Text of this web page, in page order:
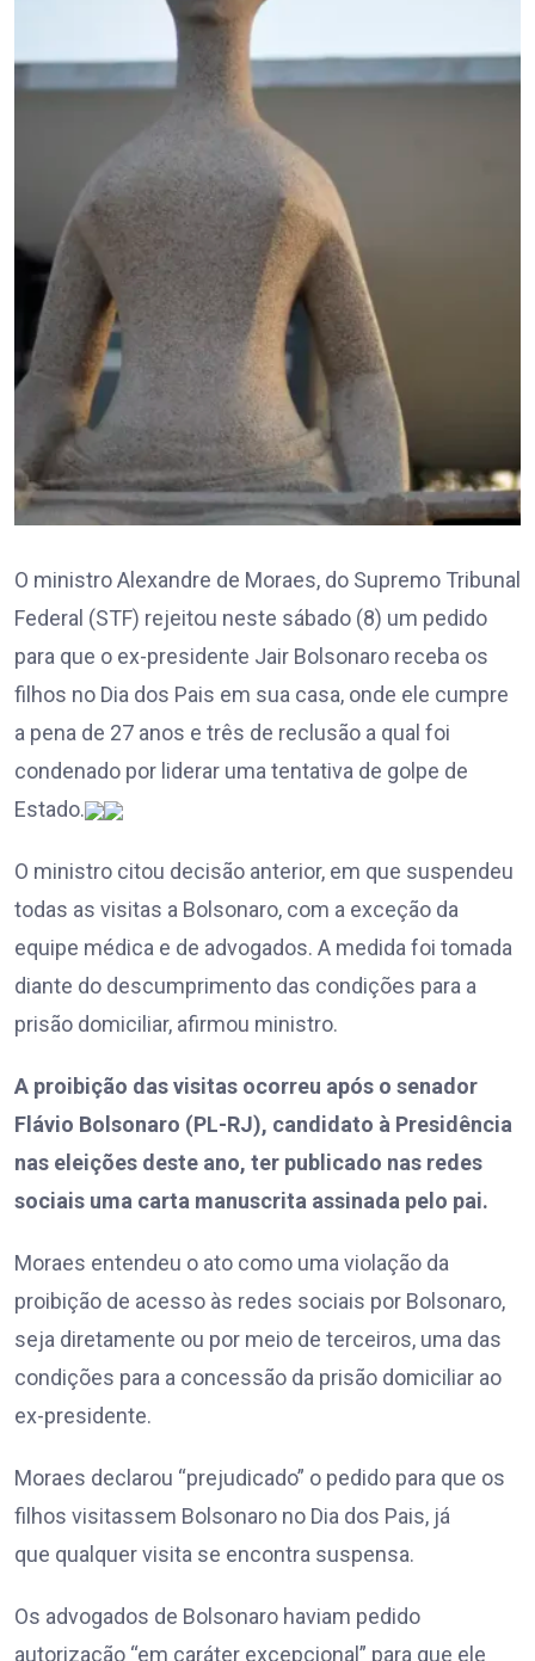
O ministro Alexandre de Moraes, do Supremo Tribunal
Federal (STF) rejeitou neste sábado (8) um pedido
para que o ex-presidente Jair Bolsonaro receba os
filhos no Dia dos Pais em sua casa, onde ele cumpre
a pena de 27 anos e três de reclusão a qual foi
condenado por liderar uma tentativa de golpe de
Estado.
O ministro citou decisão anterior, em que suspendeu
todas as visitas a Bolsonaro, com a exceção da
equipe médica e de advogados. A medida foi tomada
diante do descumprimento das condições para a
prisão domiciliar, afirmou ministro.
A proibição das visitas ocorreu após o senador
Flávio Bolsonaro (PL-RJ), candidato à Presidência
nas eleições deste ano, ter publicado nas redes
sociais uma carta manuscrita assinada pelo pai.
Moraes entendeu o ato como uma violação da
proibição de acesso às redes sociais por Bolsonaro,
seja diretamente ou por meio de terceiros, uma das
condições para a concessão da prisão domiciliar ao
ex-presidente.
Moraes declarou “prejudicado” o pedido para que os
filhos visitassem Bolsonaro no Dia dos Pais, já
que qualquer visita se encontra suspensa.
Os advogados de Bolsonaro haviam pedido
autorização “em caráter excepcional” para que ele